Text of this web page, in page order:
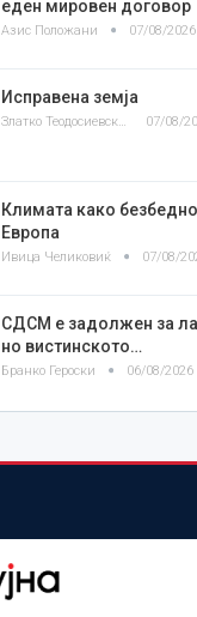
еден мировен договор
Азис Положани 07/08/2026
Исправена земја
07/08/
Климата како
Европа
Ивица Челиковиќ 07/08/
СДСМ е задолжен за
но вистинското…
Бранко Героски 06/08/2026